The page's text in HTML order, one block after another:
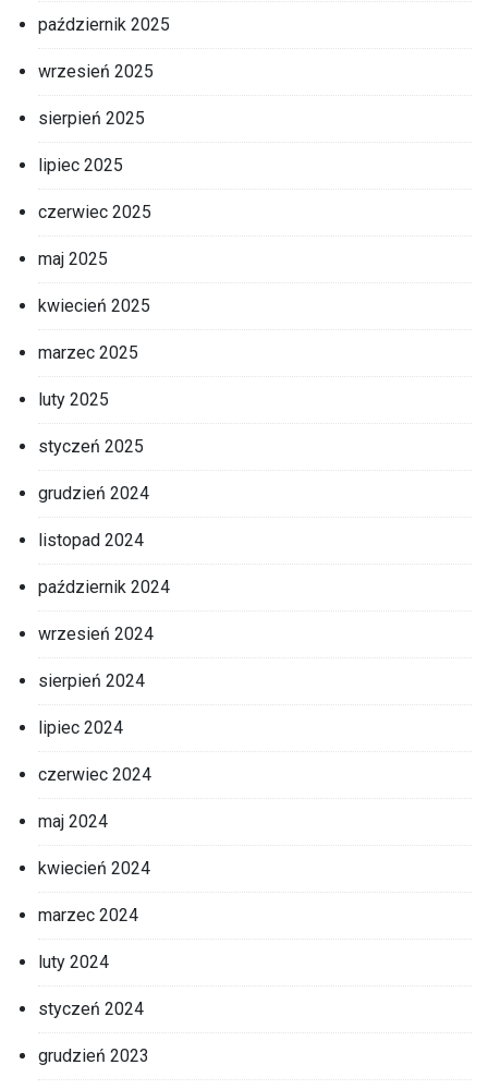
październik 2025
wrzesień 2025
sierpień 2025
lipiec 2025
czerwiec 2025
maj 2025
kwiecień 2025
marzec 2025
luty 2025
styczeń 2025
grudzień 2024
listopad 2024
październik 2024
wrzesień 2024
sierpień 2024
lipiec 2024
czerwiec 2024
maj 2024
kwiecień 2024
marzec 2024
luty 2024
styczeń 2024
grudzień 2023